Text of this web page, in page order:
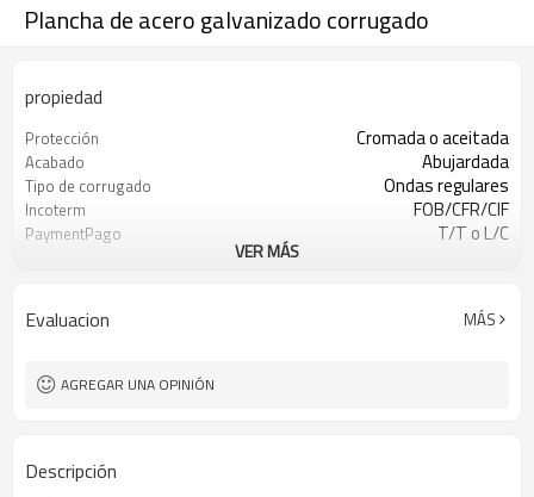
Plancha de acero galvanizado corrugado
propiedad
Protección Cromada o aceitada
Acabado Abujardada
Tipo de corrugado Ondas regulares
Incoterm FOB/CFR/CIF
PaymentPago T/T o L/C
VER MÁS
Evaluacion MÁS
AGREGAR UNA OPINIÓN
Descripción